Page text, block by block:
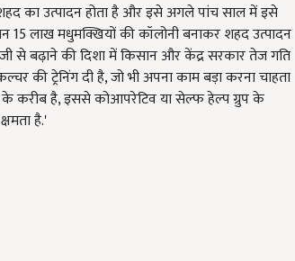
का उत्पादन होता है और इसे अगले पांच साल में इसे
15 लाख मधुमक्खियों की कॉलोनी बनाकर शहद उत्पादन
से बढ़ाने की दिशा में किसान और केंद्र सरकार तेज गति
की ट्रेनिंग दी है, जो भी अपना काम बड़ा करना चाहता
के करीब है, इससे कोआपरेटिव या सेल्फ हेल्प ग्रुप के
है.'